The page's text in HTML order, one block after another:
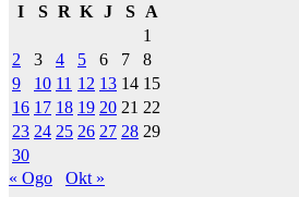
I
S R K J S
A
1
2
3 4 5 6 7
8
9
10 11 12 13 14 15
16 17 18 19 20 21 22
23 24 25 26 27 28 29
30
« Ogo
Okt »